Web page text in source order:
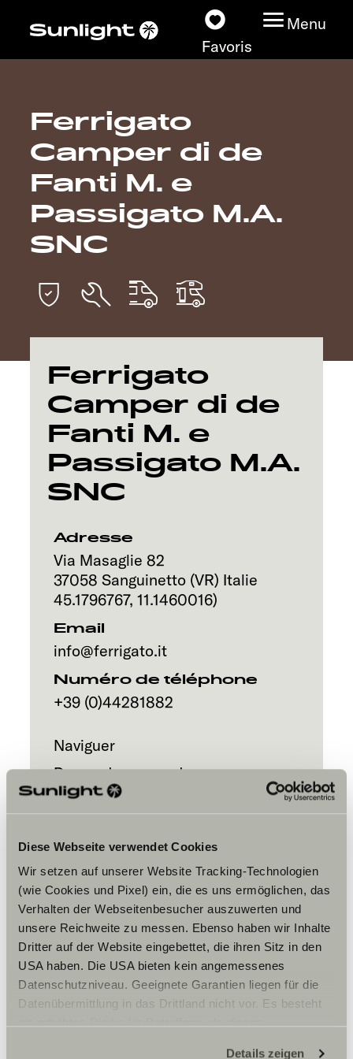
Diese Webseite verwendet Cookies
Wir setzen auf unserer Website Tracking-Technologien
(wie Cookies und Pixel) ein, die es uns ermöglichen, das
Verhalten der Webseitenbesucher auszuwerten und
unsere Reichweite zu messen. Ebenso haben wir Inhalte
Dritter auf der Website eingebettet, die ihren Sitz in den
USA haben. Die USA bieten kein angemessenes
Datenschutzniveau. Geeignete Garantien liegen für die
Datenübermittlung in das Drittland nicht vor. Es besteht
Details zeigen
Favoris
Menu
Nos modèles
Configurateur
Recherchez votre
Sunlight
Nos concessionnaires
Service
Ferrigato
Camper di de
Fanti M. e
Passigato M.A.
SNC
Ferrigato
Camper di de
Fanti M. e
Passigato M.A.
SNC
Adresse
Via Masaglie 82
37058 Sanguinetto (VR) Italie
45.1796767, 11.1460016)
Email
info@ferrigato.it
Numéro de téléphone
+39 (0)44281882
Naviguer
Demander un rendez-vous
Veuillez accepter les cookies pour
afficher le contenu.
Paramètre des cookies